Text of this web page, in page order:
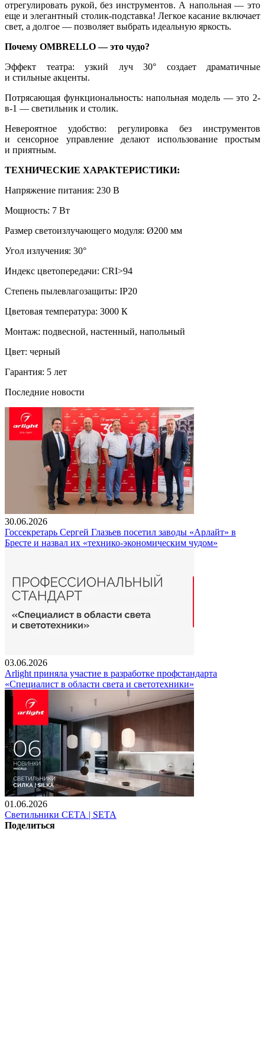
отрегулировать рукой, без инструментов. А напольная — это
еще и элегантный столик-подставка! Легкое касание включает
свет, а долгое — позволяет выбрать идеальную яркость.
Почему OMBRELLO — это чудо?
Эффект театра: узкий луч 30° создает драматичные
и стильные акценты.
Потрясающая функциональность: напольная модель — это 2-
в-1 — светильник и столик.
Невероятное удобство: регулировка без инструментов
и сенсорное управление делают использование простым
и приятным.
ТЕХНИЧЕСКИЕ ХАРАКТЕРИСТИКИ:
Напряжение питания: 230 В
Мощность: 7 Вт
Размер светоизлучающего модуля: Ø200 мм
Угол излучения: 30°
Индекс цветопередачи: CRI>94
Степень пылевлагозащиты: IP20
Цветовая температура: 3000 К
Монтаж: подвесной, настенный, напольный
Цвет: черный
Гарантия: 5 лет
Последние новости
30.06.2026
Госсекретарь Сергей Глазьев посетил заводы «Арлайт» в
Бресте и назвал их «технико-экономическим чудом»
03.06.2026
Arlight приняла участие в разработке профстандарта
«Специалист в области света и светотехники»
01.06.2026
Светильники СЕТА | SETA
Поделиться